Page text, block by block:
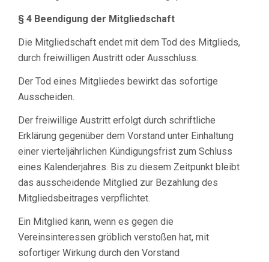
§ 4 Beendigung der Mitgliedschaft
Die Mitgliedschaft endet mit dem Tod des Mitglieds,
durch freiwilligen Austritt oder Ausschluss.
Der Tod eines Mitgliedes bewirkt das sofortige
Ausscheiden.
Der freiwillige Austritt erfolgt durch schriftliche
Erklärung gegenüber dem Vorstand unter Einhaltung
einer vierteljährlichen Kündigungsfrist zum Schluss
eines Kalenderjahres. Bis zu diesem Zeitpunkt bleibt
das ausscheidende Mitglied zur Bezahlung des
Mitgliedsbeitrages verpflichtet.
Ein Mitglied kann, wenn es gegen die
Vereinsinteressen gröblich verstoßen hat, mit
sofortiger Wirkung durch den Vorstand